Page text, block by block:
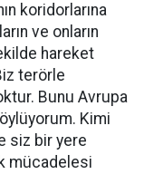
koridorlarına
ve onların
hareket
terörle
Bunu Avrupa
Kimi
siz bir yere
mücadelesi